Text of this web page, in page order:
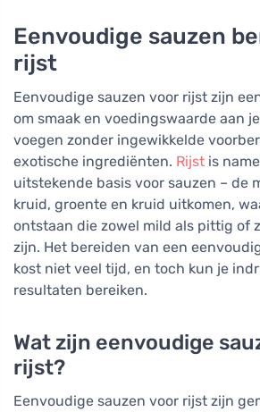
Eenvoudige sauzen
rijst
Eenvoudige sauzen voor rijst zijn
om smaak en voedingswaarde aan
voegen zonder ingewikkelde
exotische ingrediënten. Rijst is
uitstekende basis voor sauzen – de
kruid, groente en kruid uitkomen,
ontstaan die zowel mild als pittig of
zijn. Het bereiden van een
kost niet veel tijd, en toch kun je
resultaten bereiken.
Wat zijn eenvoudige
rijst?
Eenvoudige sauzen voor rijst zijn